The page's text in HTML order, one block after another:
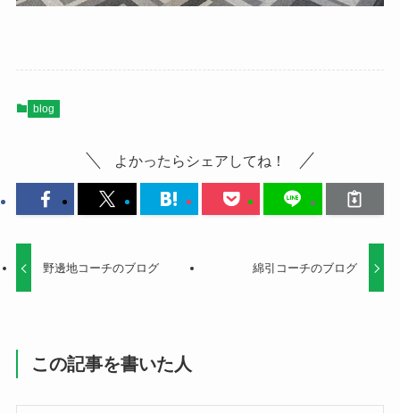
blog
よかったらシェアしてね！
野邊地コーチのブログ 綿引コーチのブログ
この記事を書いた人